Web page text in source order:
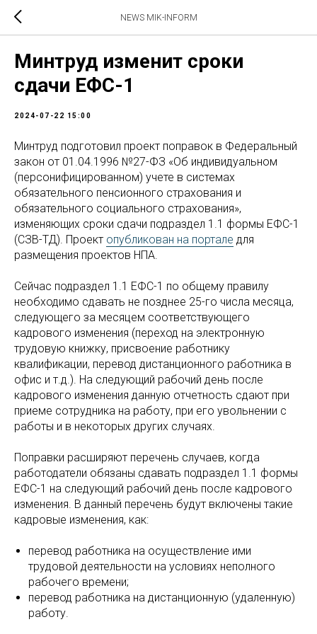
NEWS MIK-INFORM
Минтруд изменит сроки
сдачи ЕФС-1
2024-07-22 15:00
Минтруд подготовил проект поправок в Федеральный
закон от 01.04.1996 №27-ФЗ «Об индивидуальном
(персонифицированном) учете в системах
обязательного пенсионного страхования и
обязательного социального страхования»,
изменяющих сроки сдачи подраздел 1.1 формы ЕФС-1
(СЗВ-ТД). Проект опубликован на портале для
размещения проектов НПА.
Сейчас подраздел 1.1 ЕФС-1 по общему правилу
необходимо сдавать не позднее 25-го числа месяца,
следующего за месяцем соответствующего
кадрового изменения (переход на электронную
трудовую книжку, присвоение работнику
квалификации, перевод дистанционного работника в
офис и т.д.). На следующий рабочий день после
кадрового изменения данную отчетность сдают при
приеме сотрудника на работу, при его увольнении с
работы и в некоторых других случаях.
Поправки расширяют перечень случаев, когда
работодатели обязаны сдавать подраздел 1.1 формы
ЕФС-1 на следующий рабочий день после кадрового
изменения. В данный перечень будут включены такие
кадровые изменения, как:
перевод работника на осуществление ими
трудовой деятельности на условиях неполного
рабочего времени;
перевод работника на дистанционную (удаленную)
работу.